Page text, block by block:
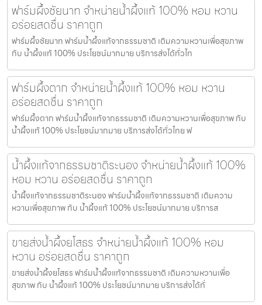
ฟาร์มผึ้งชัยนาท จำหน่ายน้ำผึ้งแท้ 100% หอม หวาน
อร่อยสดชื่น ราคาถูก
ฟาร์มผึ้งชัยนาท ฟาร์มน้ำผึ้งแท้จากธรรมชาติ เติมความหวานเพื่อสุขภาพ
กับ น้ำผึ้งแท้ 100% ประโยชน์มากมาย บริการส่งได้ทั่วไท
ฟาร์มผึ้งตาก จำหน่ายน้ำผึ้งแท้ 100% หอม หวาน
อร่อยสดชื่น ราคาถูก
ฟาร์มผึ้งตาก ฟาร์มน้ำผึ้งแท้จากธรรมชาติ เติมความหวานเพื่อสุขภาพ กับ
น้ำผึ้งแท้ 100% ประโยชน์มากมาย บริการส่งได้ทั่วไทย ฟ
น้ำผึ้งแท้จากธรรมชาติระนอง จำหน่ายน้ำผึ้งแท้ 100%
หอม หวาน อร่อยสดชื่น ราคาถูก
น้ำผึ้งแท้จากธรรมชาติระนอง ฟาร์มน้ำผึ้งแท้จากธรรมชาติ เติมความ
หวานเพื่อสุขภาพ กับ น้ำผึ้งแท้ 100% ประโยชน์มากมาย บริการส
ขายส่งน้ำผึ้งยโสธร จำหน่ายน้ำผึ้งแท้ 100% หอม
หวาน อร่อยสดชื่น ราคาถูก
ขายส่งน้ำผึ้งยโสธร ฟาร์มน้ำผึ้งแท้จากธรรมชาติ เติมความหวานเพื่อ
สุขภาพ กับ น้ำผึ้งแท้ 100% ประโยชน์มากมาย บริการส่งได้ทั่